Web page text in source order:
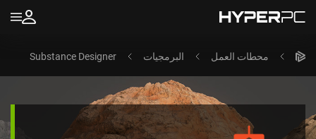
محطات العمل البرمجيات Substance Designer